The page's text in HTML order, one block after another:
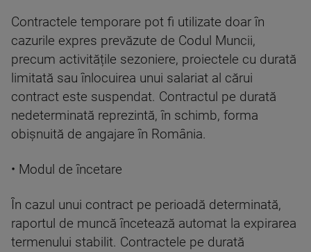
Contractele temporare pot fi utilizate doar în
cazurile expres prevăzute de Codul Muncii,
precum activitățile sezoniere, proiectele cu durată
limitată sau înlocuirea unui salariat al cărui
contract este suspendat. Contractul pe durată
nedeterminată reprezintă, în schimb, forma
obișnuită de angajare în România.
• Modul de încetare
În cazul unui contract pe perioadă determinată,
raportul de muncă încetează automat la expirarea
termenului stabilit. Contractele pe durată